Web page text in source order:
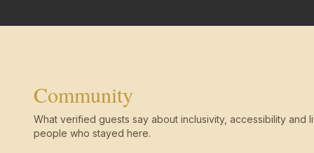
Community
What verified guests say about inclusivity, accessibility and
people who stayed here.